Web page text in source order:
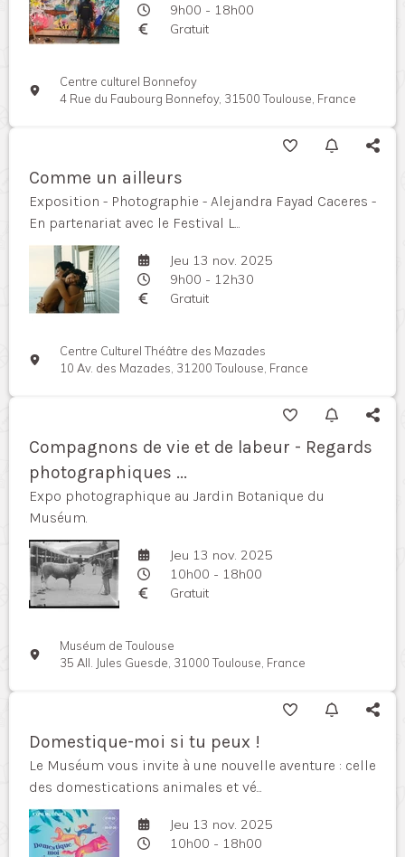
9h00 - 18h00
Gratuit
Centre culturel Bonnefoy
4 Rue du Faubourg Bonnefoy, 31500 Toulouse, France
Comme un ailleurs
Exposition - Photographie - Alejandra Fayad Caceres -
En partenariat avec le Festival L...
Jeu 13 nov. 2025
9h00 - 12h30
Gratuit
Centre Culturel Théâtre des Mazades
10 Av. des Mazades, 31200 Toulouse, France
Compagnons de vie et de labeur - Regards
photographiques ...
Expo photographique au Jardin Botanique du
Muséum.
Jeu 13 nov. 2025
10h00 - 18h00
Gratuit
Muséum de Toulouse
35 All. Jules Guesde, 31000 Toulouse, France
Domestique-moi si tu peux !
Le Muséum vous invite à une nouvelle aventure : celle
des domestications animales et vé...
Jeu 13 nov. 2025
10h00 - 18h00